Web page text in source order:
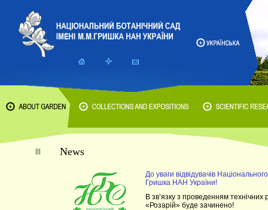
News
До уваги відвідувачів
Гришка НАН України!
В зв’язку з проведенням
«Розарій» буде зачинено!